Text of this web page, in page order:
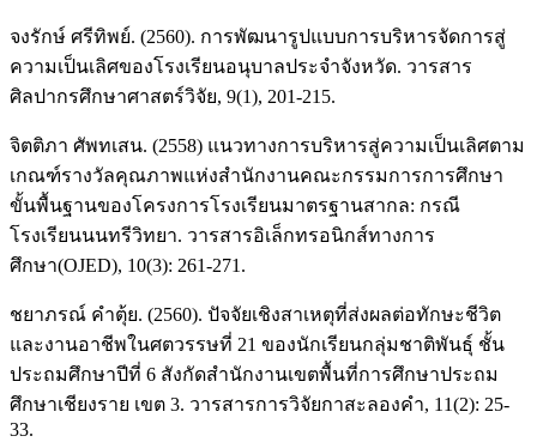
จงรักษ์ ศรีทิพย์. (2560). การพัฒนารูปแบบการบริหารจัดการสู่
ความเป็นเลิศของโรงเรียนอนุบาลประจำจังหวัด. วารสาร
ศิลปากรศึกษาศาสตร์วิจัย, 9(1), 201-215.
จิตติภา ศัพทเสน. (2558) แนวทางการบริหารสู่ความเป็นเลิศตาม
เกณฑ์รางวัลคุณภาพแห่งสำนักงานคณะกรรมการการศึกษา
ขั้นพื้นฐานของโครงการโรงเรียนมาตรฐานสากล: กรณี
โรงเรียนนนทรีวิทยา. วารสารอิเล็กทรอนิกส์ทางการ
ศึกษา(OJED), 10(3): 261-271.
ชยาภรณ์ คำตุ้ย. (2560). ปัจจัยเชิงสาเหตุที่ส่งผลต่อทักษะชีวิต
และงานอาชีพในศตวรรษที่ 21 ของนักเรียนกลุ่มชาติพันธุ์ ชั้น
ประถมศึกษาปีที่ 6 สังกัดสำนักงานเขตพื้นที่การศึกษาประถม
ศึกษาเชียงราย เขต 3. วารสารการวิจัยกาสะลองคำ, 11(2): 25-
33.